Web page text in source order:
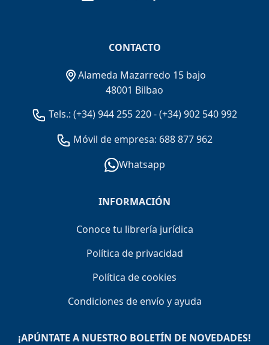
CONTACTO
Alameda Mazarredo 15 bajo
48001 Bilbao
Tels.: (+34) 944 255 220-(+34) 902 540 992
Móvil de empresa: 688 877 962
Whatsapp
INFORMACIÓN
Conoce tu librería jurídica
Política de privacidad
Política de cookies
Condiciones de envío y ayuda
¡APÚNTATE A NUESTRO BOLETÍN DE NOVEDADES!